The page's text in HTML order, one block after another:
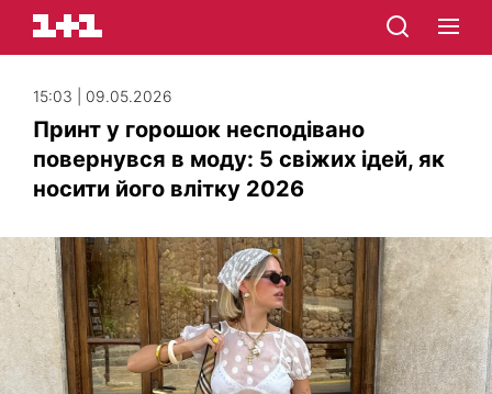
15:03 | 09.05.2026
Принт у горошок несподівано
повернувся в моду: 5 свіжих ідей, як
носити його влітку 2026